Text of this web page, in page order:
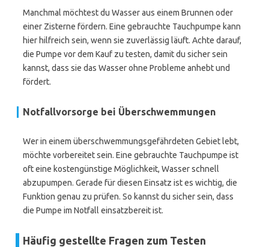
Manchmal möchtest du Wasser aus einem Brunnen oder
einer Zisterne fördern. Eine gebrauchte Tauchpumpe kann
hier hilfreich sein, wenn sie zuverlässig läuft. Achte darauf,
die Pumpe vor dem Kauf zu testen, damit du sicher sein
kannst, dass sie das Wasser ohne Probleme anhebt und
fördert.
Notfallvorsorge bei Überschwemmungen
Wer in einem überschwemmungsgefährdeten Gebiet lebt,
möchte vorbereitet sein. Eine gebrauchte Tauchpumpe ist
oft eine kostengünstige Möglichkeit, Wasser schnell
abzupumpen. Gerade für diesen Einsatz ist es wichtig, die
Funktion genau zu prüfen. So kannst du sicher sein, dass
die Pumpe im Notfall einsatzbereit ist.
Häufig gestellte Fragen zum Testen